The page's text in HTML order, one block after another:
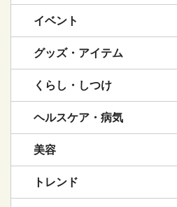
イベント
グッズ・アイテム
くらし・しつけ
ヘルスケア・病気
美容
トレンド